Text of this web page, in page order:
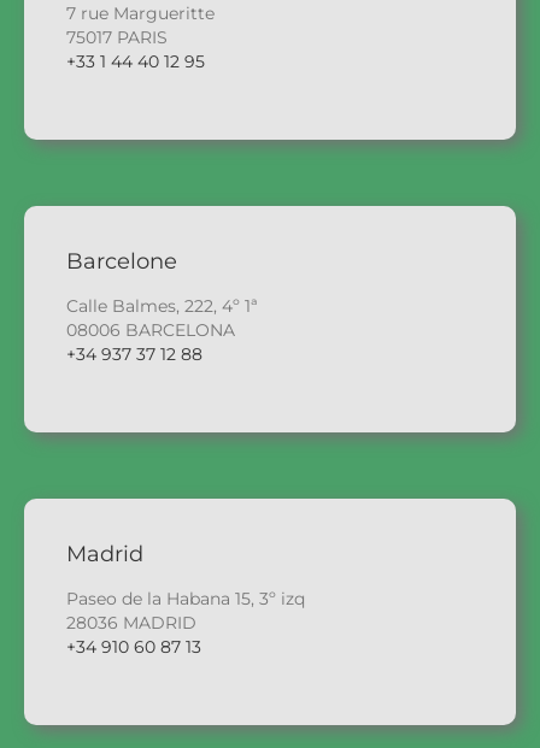
7 rue Margueritte
75017 PARIS
+33 1 44 40 12 95
Barcelone
Calle Balmes, 222, 4º 1ª
08006 BARCELONA
+34 937 37 12 88
Madrid
Paseo de la Habana 15, 3º izq
28036 MADRID
+34 910 60 87 13